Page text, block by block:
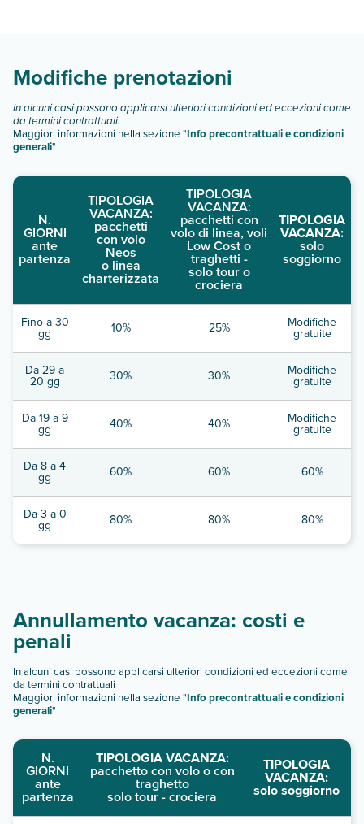
ospiti, senza alcuna distinzione.
Modifiche prenotazioni
In alcuni casi possono applicarsi ulteriori condizioni ed eccezioni come
da termini contrattuali.
Maggiori informazioni nella sezione "Info precontrattuali e condizioni
generali"
N.
GIORNI
ante
partenza
TIPOLOGIA
VACANZA:
pacchetti
con volo
Neos
o linea
charterizzata
TIPOLOGIA
VACANZA:
pacchetti con
volo di linea, voli
Low Cost o
traghetti -
solo tour o
crociera
TIPOLOGIA
VACANZA:
solo
soggiorno
Fino a 30
gg 10% 25% Modifiche
gratuite
Da 29 a
20 gg 30% 30% Modifiche
gratuite
Da 19 a 9
gg 40% 40% Modifiche
gratuite
Da 8 a 4
gg 60% 60% 60%
Da 3 a 0
gg 80% 80% 80%
Annullamento vacanza: costi e
penali
In alcuni casi possono applicarsi ulteriori condizioni ed eccezioni come
da termini contrattuali
Maggiori informazioni nella sezione "Info precontrattuali e condizioni
generali"
N.
GIORNI
ante
partenza
TIPOLOGIA VACANZA:
pacchetto con volo o con
traghetto
solo tour - crociera
TIPOLOGIA
VACANZA:
solo soggiorno